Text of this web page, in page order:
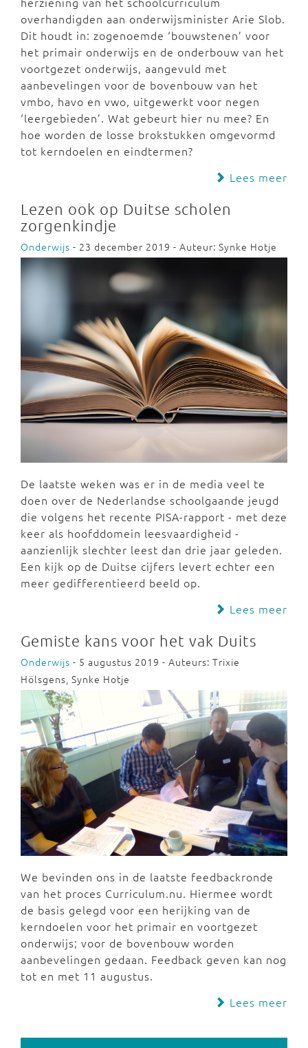
overhandigden aan onderwijsminister Arie Slob.
Dit houdt in: zogenoemde ‘bouwstenen’ voor
het primair onderwijs en de onderbouw van het
voortgezet onderwijs, aangevuld met
aanbevelingen voor de bovenbouw van het
vmbo, havo en vwo, uitgewerkt voor negen
‘leergebieden’. Wat gebeurt hier nu mee? En
hoe worden de losse brokstukken omgevormd
tot kerndoelen en eindtermen?
Lees meer
Lezen ook op Duitse scholen
zorgenkindje
Onderwijs - 23 december 2019 - Auteur: Synke Hotje
De laatste weken was er in de media veel te
doen over de Nederlandse schoolgaande jeugd
die volgens het recente PISA-rapport - met deze
keer als hoofddomein leesvaardigheid -
aanzienlijk slechter leest dan drie jaar geleden.
Een kijk op de Duitse cijfers levert echter een
meer gedifferentieerd beeld op.
Lees meer
Gemiste kans voor het vak Duits
Onderwijs - 5 augustus 2019 - Auteurs: Trixie
Hölsgens, Synke Hotje
We bevinden ons in de laatste feedbackronde
van het proces Curriculum.nu. Hiermee wordt
de basis gelegd voor een herijking van de
kerndoelen voor het primair en voortgezet
onderwijs; voor de bovenbouw worden
aanbevelingen gedaan. Feedback geven kan nog
tot en met 11 augustus.
Lees meer